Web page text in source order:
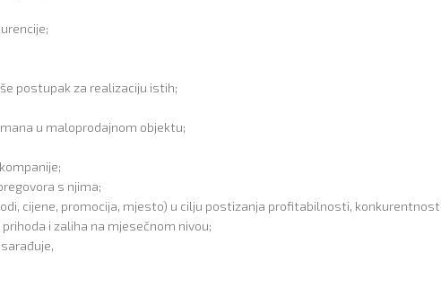
postupak za realizaciju istih;
u maloprodajnom objektu;
s njima;
cijene, promocija, mjesto) u cilju postizanja profitabilnosti,
i zaliha na mjesečnom nivou;